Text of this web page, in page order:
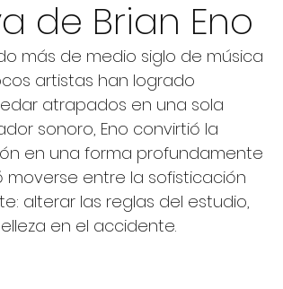
de Brian Eno
más de medio siglo de música
artistas han logrado
atrapados en una sola
sonoro, Eno convirtió la
en una forma profundamente
entre la sofisticación
alterar las reglas del estudio,
en el accidente.